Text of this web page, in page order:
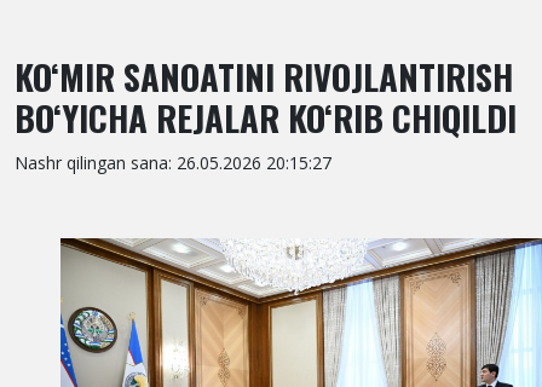
KO‘MIR SANOATINI RIVOJLANTIRISH
BO‘YICHA REJALAR KO‘RIB CHIQILDI
Nashr qilingan sana: 26.05.2026 20:15:27